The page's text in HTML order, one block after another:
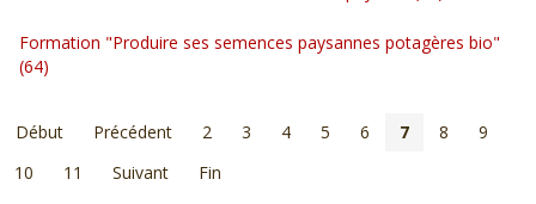
Formation "Produire ses semences paysannes potagères bio"
(64)
Début Précédent 2 3 4 5 6 7 8
9
10
11 Suivant Fin